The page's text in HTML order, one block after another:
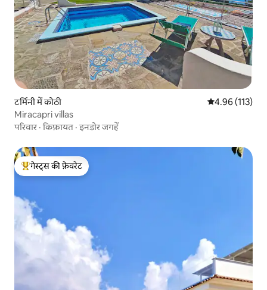
टर्मिनी में कोठी औसत रेटिंग 5 में से
4.96 (113)
Miracapri villas
परिवार ·किफ़ायत ·इनडोर जगहें
गेस्ट्स का टॉप फ़ेवरेट
गेस्ट्स की फ़ेवरेट